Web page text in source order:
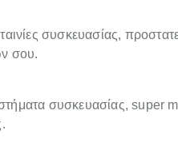
συσκευασίας,
σου.
συσκευασίας, super